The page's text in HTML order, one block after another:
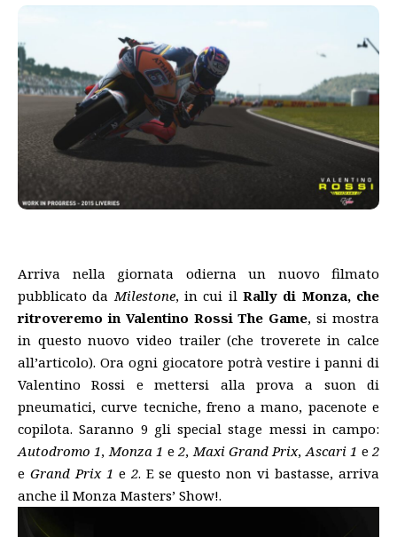
Arriva nella giornata odierna un nuovo filmato
pubblicato da Milestone, in cui ilRally di Monza, che
ritroveremo in Valentino Rossi The Game, si mostra
in questo nuovo video trailer (che troverete in calce
all’articolo). Ora ogni giocatore potrà vestire i panni di
Valentino Rossi e mettersi alla prova a suon di
pneumatici, curve tecniche, freno a mano, pacenote e
copilota. Saranno 9 gli special stage messi in campo:
Autodromo 1, Monza 1 e2, Maxi Grand Prix, Ascari 1 e2
e Grand Prix 1 e 2. E se questo non vi bastasse, arriva
anche il Monza Masters’ Show!.